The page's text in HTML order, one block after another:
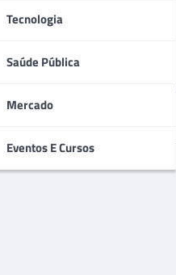
Tecnologia
Saúde Pública
Mercado
Eventos E Cursos
é nota máxima na ANS
de e-mail não será publicado.